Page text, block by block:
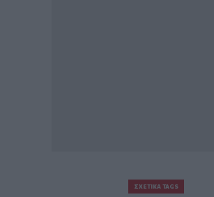
ΣΧΕΤΙΚΆ TAGS